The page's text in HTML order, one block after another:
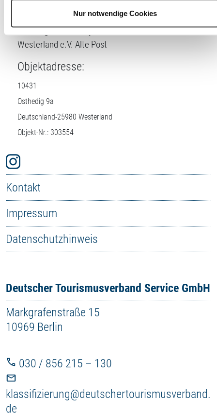
Nur notwendige Cookies
DTV-Prüfstelle:
Buchungszentrum Sylt + Fremdenverkehrsverein
Westerland e.V. Alte Post
Objektadresse:
10431
Osthedig 9a
Deutschland-25980 Westerland
Objekt-Nr.: 303554
Deutscher Tourismusverband Service GmbH
Markgrafenstraße 15
10969 Berlin
030 / 856 215 – 130
klassifizierung@deutschertourismusverband.
de
Kontakt
Impressum
Datenschutzhinweis